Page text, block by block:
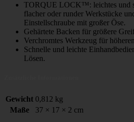
TORQUE LOCK™: leichtes und
flacher oder runder Werkstücke
Einstellschraube mit großer Öse.
Gehärtete Backen für größere
Verchromtes Werkzeug für
Schnelle und leichte
Lösen.
Gewicht 0,812 kg
Maße
37 × 17 × 2 cm